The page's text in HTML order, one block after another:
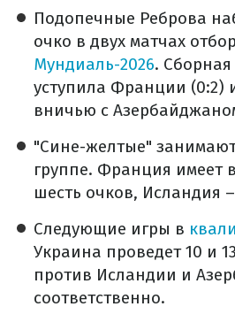
Подопечные Реброва
очко в двух матчах
Мундиаль-2026.
уступила Франции (0:2)
вничью с
"Сине-желтые" занимают
группе. Франция имеет
шесть очков, Исландия
Следующие игры в
Украина проведет 10 и
против Исландии и
соответственно.